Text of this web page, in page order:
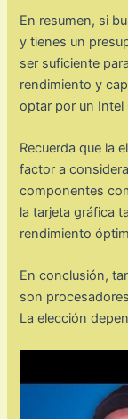
En resumen, si
y tienes un
ser suficiente
rendimiento y
optar por un Intel
Recuerda que la
factor a
componentes
la tarjeta gráfica
rendimiento
En conclusión,
son
La elección